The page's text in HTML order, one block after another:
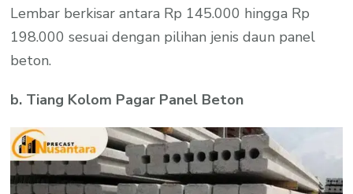
Lembar berkisar antara Rp 145.000 hingga Rp
198.000 sesuai dengan pilihan jenis daun panel
beton.
b. Tiang Kolom Pagar Panel Beton